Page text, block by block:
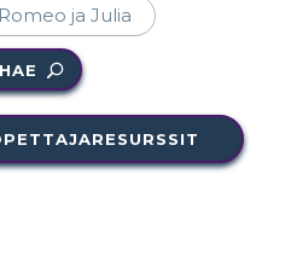
HAE